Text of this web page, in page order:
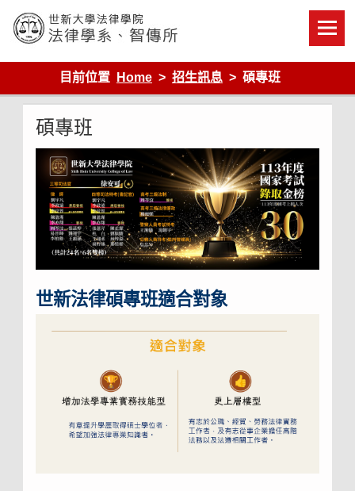
content
世新大學法律學院-法律學系-智慧財產暨科技法律研究所
目前位置
Home 招生訊息 碩專班
碩專班
世新法律碩專班適合對象